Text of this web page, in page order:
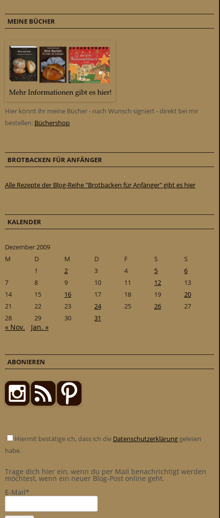
MEINE BÜCHER
Hier könnt ihr meine Bücher - nach Wunsch signiert - direkt bei mir
bestellen: Büchershop
BROTBACKEN FÜR ANFÄNGER
Alle Rezepte der Blog-Reihe "Brotbacken für Anfänger" gibt es hier
KALENDER
Dezember 2009
M
D M D F S
S
1
2 3 4 5
6
7
8 9 10 11 12
13
14
15 16 17 18 19
20
21
22 23 24 25 26
27
28
29 30 31
« Nov. Jan. »
ABONIEREN
Hiermit bestätige ich, dass ich die Datenschutzerklärung gelesen
habe.
Trage dich hier ein, wenn du per Mail benachrichtigt werden
möchtest, wenn ein neuer Blog-Post online geht.
E-Mail*